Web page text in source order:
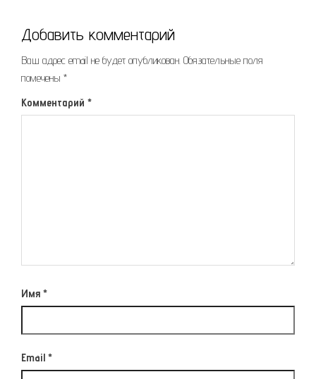
Добавить комментарий
Ваш адрес email не будет опубликован. Обязательные поля
помечены *
Комментарий *
Имя *
Email *